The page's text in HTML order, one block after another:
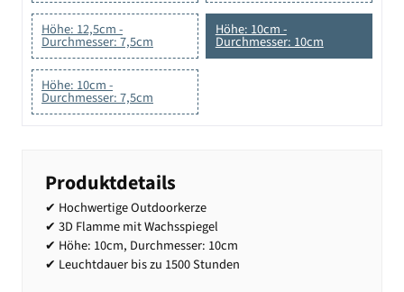
Höhe: 12,5cm -
Durchmesser: 7,5cm
Höhe: 10cm -
Durchmesser: 10cm
Höhe: 10cm -
Durchmesser: 7,5cm
Produktdetails
✔ Hochwertige Outdoorkerze
✔ 3D Flamme mit Wachsspiegel
✔ Höhe: 10cm, Durchmesser: 10cm
✔ Leuchtdauer bis zu 1500 Stunden